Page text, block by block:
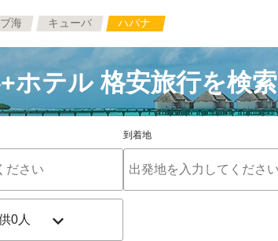
海 キューバ ハバナ
ホテル 格安旅行を検索
到着地